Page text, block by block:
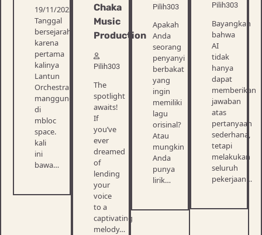
19/11/2022
Tanggal
bersejarah,
karena
pertama
kalinya
Lantun
Orchestra
manggung
di
mbloc
space.
kali
ini
bawa…
Chaka
Music
Production
Pilih303
The
spotlight
awaits!
If
you’ve
ever
dreamed
of
lending
your
voice
to a
captivating
melody…
Pilih303
Apakah
Anda
seorang
penyanyi
berbakat
yang
ingin
memiliki
lagu
orisinal?
Atau
mungkin
Anda
punya
lirik…
Pilih303
Bayangkan
bahwa
AI
tidak
hanya
dapat
memberikan
jawaban
atas
pertanyaan
sederhana,
tetapi
melakukan
seluruh
pekerjaan…